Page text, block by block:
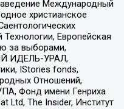
Международный
христианское
Европейская
за выборами,
ИДЕЛЬ-УРАЛ,
IStories fonds,
Отношений,
Фонд имени Генриха
Ltd, The Insider, Институт